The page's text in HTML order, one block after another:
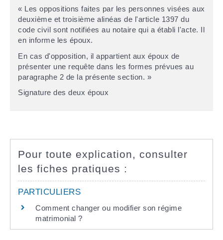
« Les oppositions faites par les personnes visées aux
deuxième et troisième alinéas de l'article 1397 du
code civil sont notifiées au notaire qui a établi l'acte. Il
en informe les époux.
En cas d'opposition, il appartient aux époux de
présenter une requête dans les formes prévues au
paragraphe 2 de la présente section. »
Signature des deux époux
Pour toute explication, consulter
les fiches pratiques :
PARTICULIERS
Comment changer ou modifier son régime
matrimonial ?